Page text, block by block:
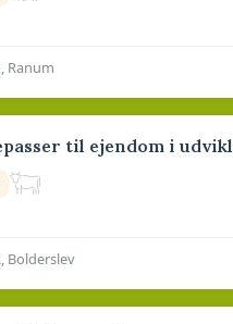
Ranum
til ejendom i
Bolderslev